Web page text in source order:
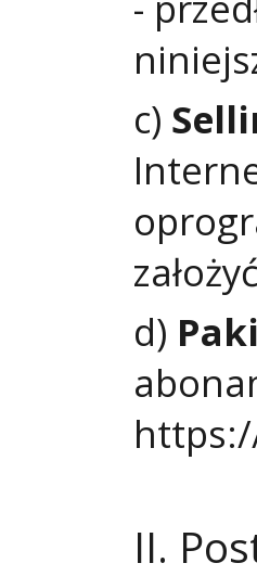
c)
d)
II.